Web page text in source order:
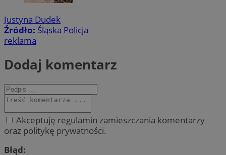
Justyna Dudek
Źródło: Śląska Policja
reklama
Dodaj komentarz
Akceptuję regulamin zamieszczania komentarzy
oraz politykę prywatności.
Błąd: